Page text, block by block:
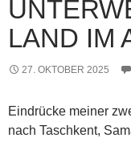
LAND IM
27. OKTOBER 2025
Eindrücke meiner
nach Taschkent,